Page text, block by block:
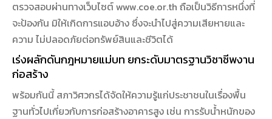
ตรวจสอบผ่านทางเว็บไซต์ www.coe.or.th ถือเป็นวิธีการหนึ่งที่
จะป้องกัน มิให้เกิดการแอบอ้าง ซึ่งจะนำไปสู่ความเสียหายและ
ความ ไม่ปลอดภัยต่อทรัพย์สินและชีวิตได้
เร่งผลักดันกฎหมายแม่บท ยกระดับมาตรฐานวิชาชีพงาน
ก่อสร้าง
พร้อมกันนี้ สภาวิศวกรได้จัดให้ความรู้แก่ประชาชนในเรื่องพื้น
ฐานทั่วไปเกี่ยวกับการก่อสร้างอาคารสูง เช่น การรับน้ำหนักของ